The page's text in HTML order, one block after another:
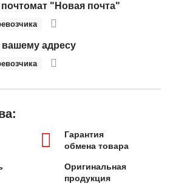
почтомат "Новая почта"
адресу
Гарантия
обмена товара
Оригинальная
продукция